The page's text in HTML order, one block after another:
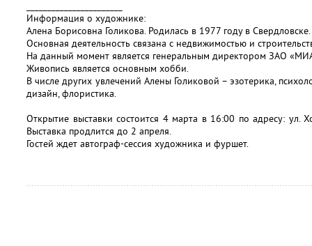
Информация о художнике:
Алена Борисовна Голикова. Родилась в 1977 году в Свердловске.
Основная деятельность связана с недвижимостью и
На данный момент является генеральным директором ЗАО
Живопись является основным хобби.
В числе других увлечений Алены Голиковой – эзотерика,
дизайн, флористика.
Открытие выставки состоится 4 марта в 16:00 по адресу:
Выставка продлится до 2 апреля.
Гостей ждет автограф-сессия художника и фуршет.